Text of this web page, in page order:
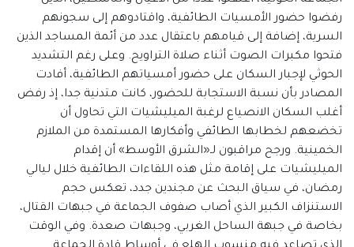
رفضوا حضور الأمسيات الطائفية، واقتادوهم إلى سجونهم
السرية، إضافة إلى قيامهم باعتقال عدد من أئمة المساجد الذين
فتحوا مكبرات الصوت أثناء صلاة التراويح. وعلى رغم التشديد
الحوثي لإجبار السكان على حضور أمسياتهم الطائفية، أفادت
المصادر بأن نسبة الاستجابة للحضور، كانت متدنية جدا، إذ رفض
أغلب السكان الانصياع لرغبة الميليشيات التي تحاول أن
تخضعهم لخطابها الطائفي وأفكارها المستمدة من الملازم
الخمينية. ورجح مراقبون لـ«الشرق الأوسط» أن إقدام
الميليشيات على إقامة مثل هذه اللقاءات الطائفية خلال ليالي
رمضان، في سياق البحث عن مجندين جدد، تعكس حجم
الاستنزاف الكبير الذي أصاب صفوف الجماعة في جبهات القتال،
بخاصة في جبهة الساحل الغربي، وجبهات صعدة. وفي الوقت